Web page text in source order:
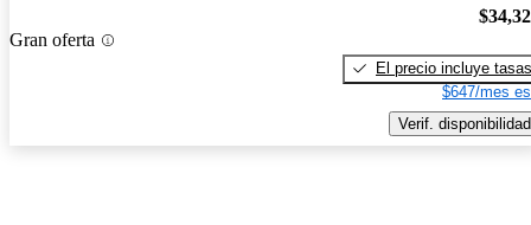
Gran oferta
El precio incluye tasas
$647/mes
Verif. disponibilidad